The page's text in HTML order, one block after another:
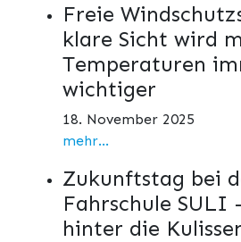
Freie
klare Sicht wird
Temperaturen
wichtiger
18. November 2025
mehr...
Zukunftstag bei
Fahrschule SULI
hinter die